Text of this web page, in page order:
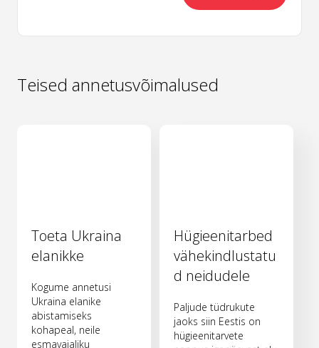
Teised annetusvõimalused
Toeta Ukraina
elanikke
Kogume annetusi
Ukraina elanike
abistamiseks
kohapeal, neile
esmavajaliku
Hügieenitarbed
vähekindlustatu
d neidudele
Paljude tüdrukute
jaoks siin Eestis on
hügieenitarvete